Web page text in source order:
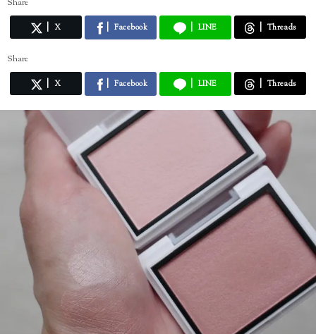
Share
X Facebook LINE Threads
Share
X Facebook LINE Threads